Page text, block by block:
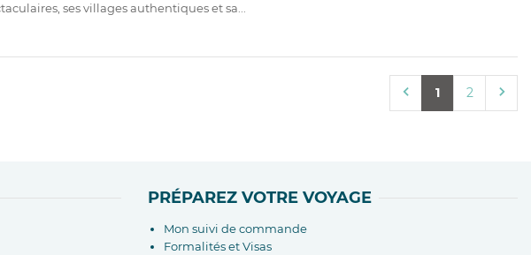
ses villages authentiques et sa...
1 2
PRÉPAREZ VOTRE VOYAGE
Mon suivi de commande
Formalités et Visas